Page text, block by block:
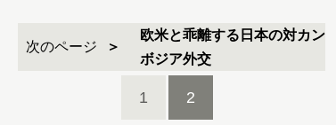
次のページ
欧米と乖離する日本の対カン
ボジア外交
1 2